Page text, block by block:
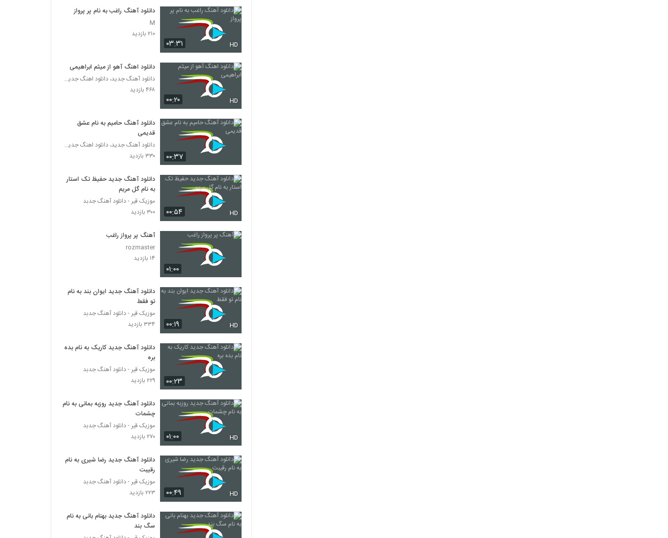
۲۷۲ بازدید
محسن مولایی آهنگ از دستم دادی
۳۳۵ بازدید
Mehrdad Shafiei Dokhtar
۳۰۲ بازدید
(Davood Akherat Aghayed To Khali)
۱۹۹ بازدید
آهنگ رفتی تنها ماندم از مسعود دانیالی(پاپ)
۲۸۷ بازدید
رضا بهشتی آهنگ بی اعصاب مریض
۳۱۲ بازدید
دانلود آهنگ جدید و زیبای محمد شاکردوست با
نام بذار برو
۲۵۷ بازدید
Hekmat Chi Midooni
۲۵۳ بازدید
حامد عقیلی آهنگ عشق
۳۲۱ بازدید
آهنگ محمدحسین سلطانی بنام رفتی
۲۶۱ بازدید
موزیک زیبای دلداده از امین اسدی
۳۸۸ بازدید
مهریار آهنگ بغل کن منو
دانلود آهنگ جدید و زیبای میثم احمدی با نام
شب چهارشنبه
۶۹۵ بازدید
دانلود آهنگ جدید و زیبای نوید نایینی با نام
حالمو میفهمی
۰۳:۳۱ HD
دانلود آهنگ راغب به نام پر پرواز
M
۲۱۰ بازدید
۰۰:۲۰ HD
دانلود اهنگ آهو از میثم ابراهیمی
دانلود آهنگ جدید، دانلود اهنگ جدید ایرانی
۴۶۸ بازدید
۰۰:۳۷
دانلود آهنگ حامیم به نام عشق
قدیمی
دانلود آهنگ جدید، دانلود اهنگ جدید ایرانی
۳۳۰ بازدید
۰۰:۵۴ HD
دانلود آهنگ جدید حفیظ تک استار
به نام گل مریم
موزیک قیر - دانلود آهنگ جدبد
۳۰۰ بازدید
۰۱:۰۰
آهنگ پر پرواز راغب
rozmaster
۱۴ بازدید
۰۰:۱۹ HD
دانلود آهنگ جدید ایوان بند به نام
تو فقط
موزیک قیر - دانلود آهنگ جدبد
۳۳۴ بازدید
۰۰:۲۳
دانلود آهنگ جدید کاریک به نام بده
بره
موزیک قیر - دانلود آهنگ جدبد
۲۲۹ بازدید
۰۱:۰۰ HD
دانلود آهنگ جدید روزبه بمانی به نام
چشمات
موزیک قیر - دانلود آهنگ جدبد
۲۷۰ بازدید
۰۰:۴۹ HD
دانلود آهنگ جدید رضا شیری به نام
رقیبت
موزیک قیر - دانلود آهنگ جدبد
۲۲۳ بازدید
دانلود آهنگ جدید بهنام بانی به نام
سگ بند